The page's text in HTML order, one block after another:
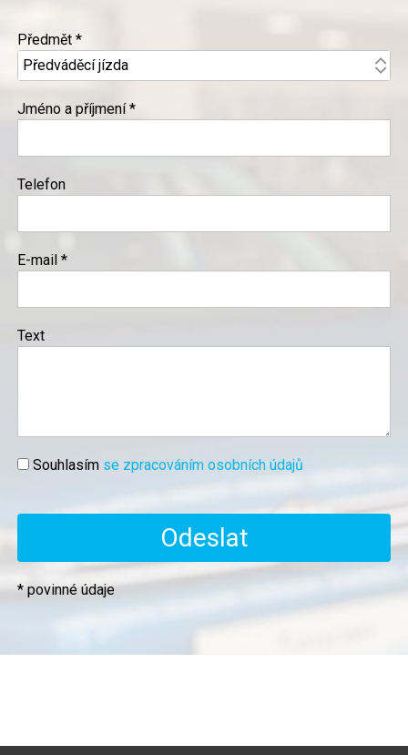
Předmět *
Jméno a příjmení *
Telefon
E-mail *
Text
Souhlasím se zpracováním osobních údajů
* povinné údaje